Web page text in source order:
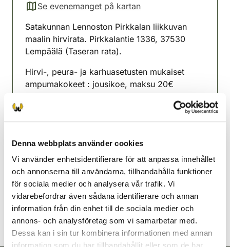
Denna webbplats använder cookies
Vi använder enhetsidentifierare för att anpassa innehållet
och annonserna till användarna, tillhandahålla funktioner
för sociala medier och analysera vår trafik. Vi
vidarebefordrar även sådana identifierare och annan
information från din enhet till de sociala medier och
annons- och analysföretag som vi samarbetar med.
Dessa kan i sin tur kombinera informationen med annan
Se evenemanget på kartan
(avautuu uuteen välilehteen)
Satakunnan Lennoston Pirkkalan liikkuvan
maalin hirvirata. Pirkkalantie 1336, 37530
Lempäälä (Taseran rata).
Hirvi-, peura- ja karhuasetusten mukaiset
ampumakokeet : jousikoe, maksu 20€
1.9. , Ilmoittautuminen tiistaisin klo 17.00-
18.30.
Lempäälänejdens jaktvårdsförening
Norra Tavastland
0440624642
lempaala@rhy.riista.fi